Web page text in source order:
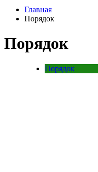
Главная
Порядок
Порядок
Порядок